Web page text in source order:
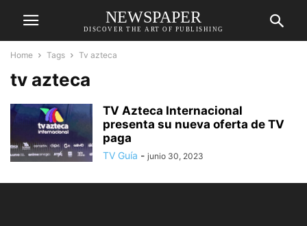
NEWSPAPER
DISCOVER THE ART OF PUBLISHING
Home Tags Tv azteca
tv azteca
TV Azteca Internacional
presenta su nueva oferta de TV
paga
TV Guía - junio 30, 2023